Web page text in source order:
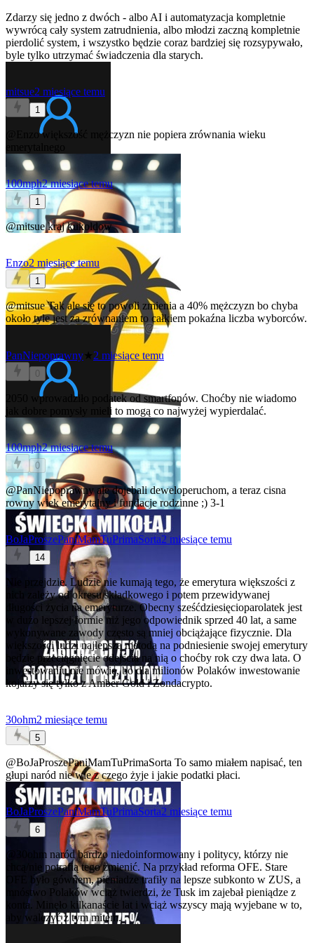
Zdarzy się jedno z dwóch - albo AI i automatyzacja kompletnie
wywrócą cały system zatrudnienia, albo młodzi zaczną kompletnie
pierdolić system, i wszystko będzie coraz bardziej się rozsypywało,
byle tylko utrzymać świadczenia dla starych.
mitsue2 miesiące temu
1
większość mężczyzn nie popiera zrównania wieku
100mph2 miesiące temu
1
@mitsuekraj kukoldow
Enzo2 miesiące temu
1
@mitsueTak ale się to powoli zmienia a 40% mężczyzn bo chyba
około tyle jest za zrównaniem to całkiem pokaźna liczba wyborców.
PanNiepoprawny 2 miesiące temu
0
2050 wprowadziło podatek od smartfonów. Choćby nie wiadomo
jak dobre pomysły mieli to mogą co najwyżej wypierdalać.
100mph2 miesiące temu
0
@PanNiepoprawnyale dojebali deweloperuchom, a teraz cisna
rowny wiek emerytalny i fundacje rodzinne ;) 3-1
BoJaProszePaniMamTuPrimaSorta2 miesiące temu
14
Nie przejdzie. Ludzie nie kumają tego, że emerytura większości z
nich zależy od okresu składkowego i potem przewidywanej
długości życia na emeryturze. Obecny sześćdziesięcioparolatek jest
w dużo lepszej formie niż jego odpowiednik sprzed 40 lat, a same
wykonywane zawody często są mniej obciążające fizycznie. Dla
większości ludzi najlepszą metodą na podniesienie swojej emerytury
będzie przeciągnięcie odejścia na nią o choćby rok czy dwa lata. O
inwestowaniu nie mówię, bo dla milionów Polaków inwestowanie
kojarzy się tylko z Amber Gold i Zondacrypto.
30ohm2 miesiące temu
5
@BoJaProszePaniMamTuPrimaSorta To samo miałem napisać, ten
głupi naród nie wie z czego żyje i jakie podatki płaci.
BoJaProszePaniMamTuPrimaSorta2 miesiące temu
6
@30ohm naród bardzo niedoinformowany i politycy, którzy nie
chcą/nie potrafią tego zmienić. Na przykład reforma OFE. Stare
OFE było gównem, pieniadze trafiły na lepsze subkonto w ZUS, a
mnóstwo Polaków wciąż twierdzi, że Tusk im zajebał pieniądze z
konta. Minęło kilkanaście lat i wciąż wszyscy mają wyjebane w to,
aby walczyć z tym mitem.